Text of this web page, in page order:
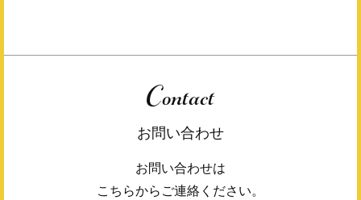
Contact
お問い合わせ
お問い合わせは
こちらからご連絡ください。